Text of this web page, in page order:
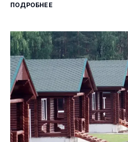
ПОДРОБНЕЕ